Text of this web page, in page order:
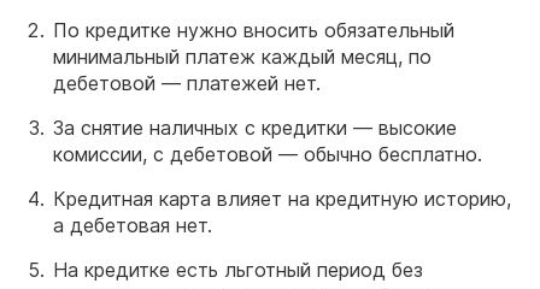
По кредитке нужно вносить обязательный
минимальный платеж каждый месяц, по
дебетовой — платежей нет.
За снятие наличных с кредитки — высокие
комиссии, с дебетовой — обычно бесплатно.
Кредитная карта влияет на кредитную историю,
а дебетовая нет.
На кредитке есть льготный период без